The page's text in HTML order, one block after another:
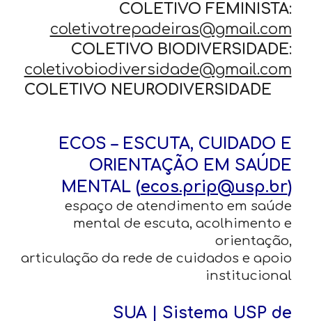
COLETIVO FEMINISTA:
coletivotrepadeiras@gmail.com
COLETIVO BIODIVERSIDADE:
coletivobiodiversidade@gmail.com
COLETIVO NEURODIVERSIDADE
ECOS – ESCUTA, CUIDADO E
ORIENTAÇÃO EM SAÚDE
MENTAL (ecos.prip@usp.br)
espaço de atendimento em saúde
mental de escuta, acolhimento e
orientação,
articulação da rede de cuidados e apoio
institucional
SUA | Sistema USP de